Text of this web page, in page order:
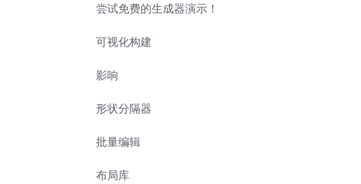
尝试免费的生成器演示！
可视化构建
影响
形状分隔器
批量编辑
布局库